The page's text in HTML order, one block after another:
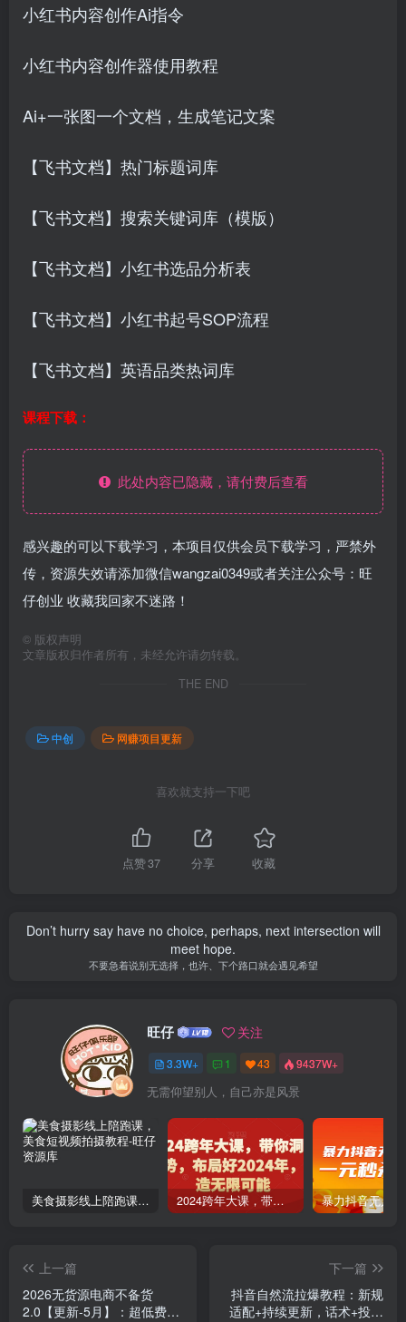
小红书内容创作Ai指令
小红书内容创作器使用教程
Ai+一张图一个文档，生成笔记文案
【飞书文档】热门标题词库
【飞书文档】搜索关键词库（模版）
【飞书文档】小红书选品分析表
【飞书文档】小红书起号SOP流程
【飞书文档】英语品类热词库
课程下载：
此处内容已隐藏，请付费后查看
感兴趣的可以下载学习，本项目仅供会员下载学习，严禁外
传，资源失效请添加微信wangzai0349或者关注公众号：旺
仔创业 收藏我回家不迷路！
© 版权声明
文章版权归作者所有，未经允许请勿转载。
THE END
中创 网赚项目更新
喜欢就支持一下吧
点赞37 分享 收藏
Don’t hurry say have no choice, perhaps, next intersection will
meet hope.
不要急着说别无选择，也许、下个路口就会遇见希望
旺仔 关注
3.3W+ 1 43 9437W+
无需仰望别人，自己亦是风景
美食摄影线上陪跑课，美食短视频拍摄教程 2024跨年大课，​带你洞察趋势，布局好2024年，创造无限可能
上一篇
2026无货源电商不备货
2.0【更新-5月】：超低费比
下一篇
抖音自然流拉爆教程：新规
适配+持续更新，话术+投放